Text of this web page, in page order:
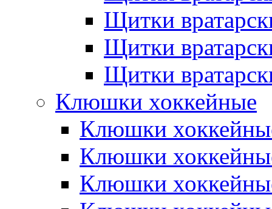
Щитки
Щитки
Щитки
Клюшки хоккейные
Клюшки
Клюшки
Клюшки